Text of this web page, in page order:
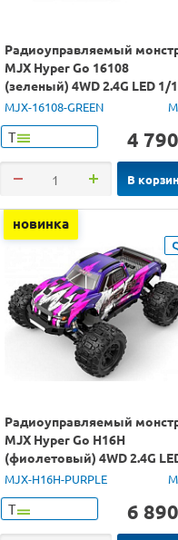
Радиоуправляемый
MJX Hyper Go 16108
(зеленый) 4WD 2.4G LED 1/
RTR
MJX-16108-GREEN
Т 4 790
В
новинка
Радиоуправляемый
MJX Hyper Go H16H
(фиолетовый) 4WD 2.4G
GPS 1/16 RTR
MJX-H16H-PURPLE
Т 6 890